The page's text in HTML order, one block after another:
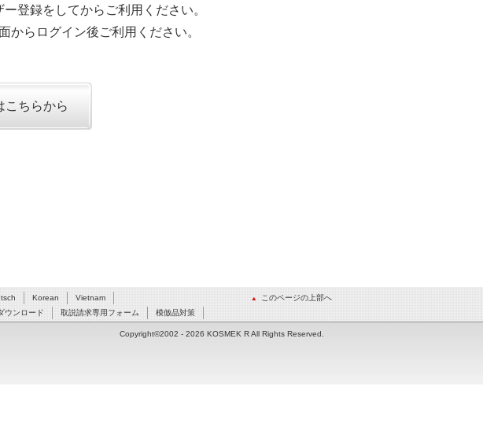
登録をしてからご利用ください。
からログイン後ご利用ください。
こちらから
このページの上部へ
Korean
Vietnam
ウンロード 取説請求専用フォーム 模倣品対策
Copyright©2002 - 2026 KOSMEK R All Rights Reserved.